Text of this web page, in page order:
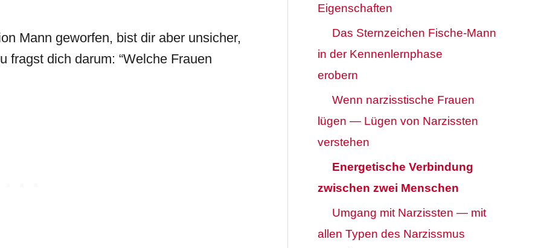
Mann geworfen, bist dir aber unsicher,
fragst dich darum: “Welche Frauen
Eigenschaften
Das Sternzeichen Fische-Mann
in der Kennenlernphase
erobern
Wenn narzisstische Frauen
lügen — Lügen von Narzissten
verstehen
Energetische Verbindung
zwischen zwei Menschen
Umgang mit Narzissten — mit
allen Typen des Narzissmus